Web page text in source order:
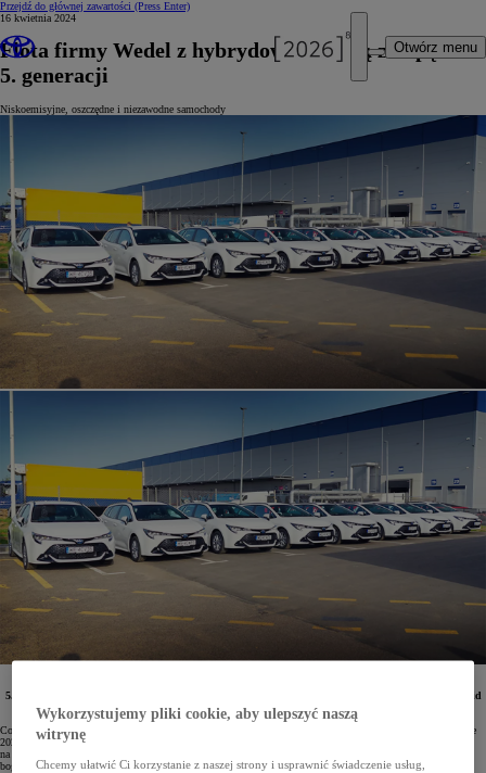
Przejdź do głównej zawartości (Press Enter)
Otwórz menu
16 kwietnia 2024
Flota firmy Wedel z hybrydową Corollą z napędem
5. generacji
Niskoemisyjne, oszczędne i niezawodne samochody
5. generacji. Pracownicy będą poruszać się Corollami TS Kombi z napędami 1.8 Hybrid i 2.0 Hybrid
Dynamic Force. Pierwsze samochody już zostały wydane przez salon Toyota Radość.
Corolla to najpopularniejsze auto osobowe w Polsce, a także najczęstszy wybór firm. Te ostatnie w I kwartale
2024 roku zarejestrowały już 6500 egz. tego modelu. Przedsiębiorcy wybierają Corollę ze względu
na niezawodne i oszczędne napędy hybrydowe 5. generacji, a także szeroką gamę wersji nadwoziowych oraz
bogate wyposażenie.
Wykorzystujemy pliki cookie, aby ulepszyć naszą
witrynę
Chcemy ułatwić Ci korzystanie z naszej strony i usprawnić świadczenie usług,